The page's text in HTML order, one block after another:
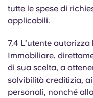
tutte le spese di
applicabili.
7.4 L’utente
Immobiliare,
di sua scelta, a
solvibilità creditizia,
personali, nonché